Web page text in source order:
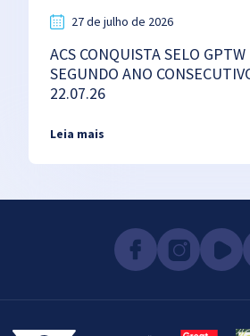
27 de julho de 2026
ACS CONQUISTA SELO
SEGUNDO ANO
22.07.26
Leia mais